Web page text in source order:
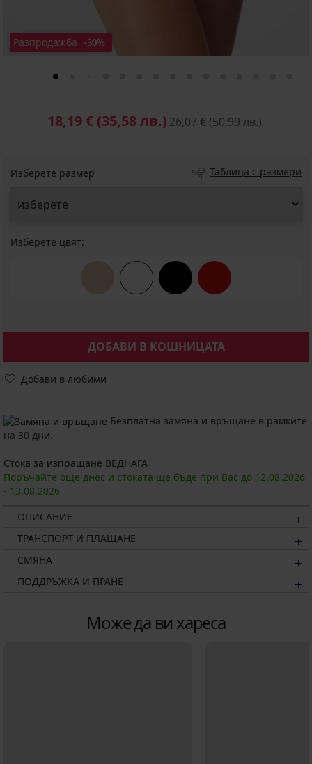
Разпродажба -30%
18,19 € (35,58 лв.)26,07 €(50,99 лв.)
Изберете размер Таблица с размери
Изберете цвят:
ДОБАВИ В КОШНИЦАТА
Добави в любими
Безплатна замяна и връщане в рамките
на 30 дни.
Стока за изпращане ВЕДНАГА
Поръчайте още днес и стоката ще бъде при Вас до 12.08.2026
- 13.08.2026
ОПИСАНИЕ
ТРАНСПОРТ И ПЛАЩАНЕ
СМЯНА
ПОДДРЪЖКА И ПРАНЕ
Може да ви хареса